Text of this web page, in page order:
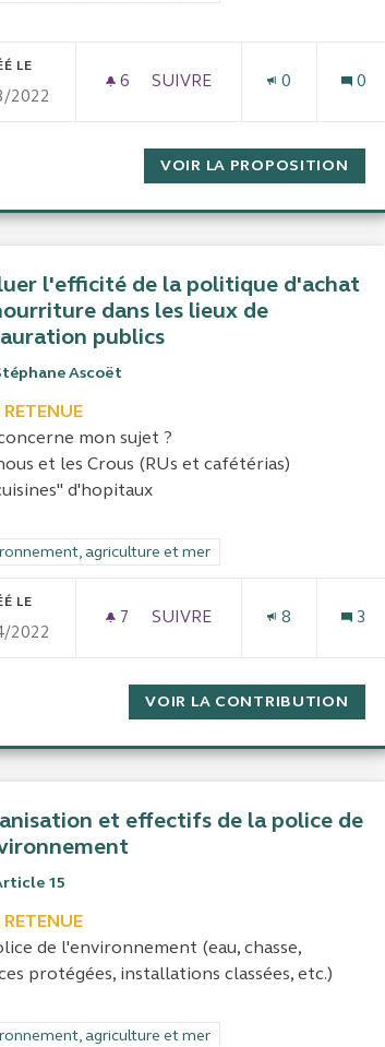
LE
2022
6 6 ABONNÉS
SUIVRE
COMMUNAUTÉ DE
0 0
VOIR LA PROPOSITION
l'efficité de la politique d'achat
dans les lieux de
publics
Ascoët
mon sujet ?
et les Crous (RUs et cafétérias)
d'hopitaux
les résultats de la catégorie : Environnement,
agriculture et mer
LE
2022
7 7 ABONNÉS
SUIVRE
ÉVALUER L'EFFICITÉ DE
8 3
VOIR LA CONTRIBUTION
et effectifs de la police de
15
de l'environnement (eau, chasse,
protégées, installations classées, etc.)
les résultats de la catégorie : Environnement,
agriculture et mer